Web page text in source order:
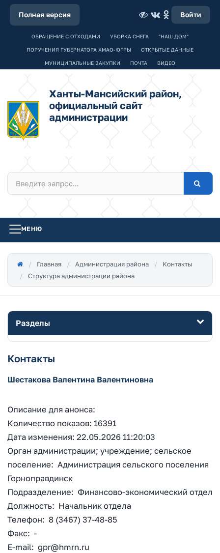
Полная версия Войти
ОБРАЩЕНИЕ С ОТХОДАМИ УБОРКА СНЕГА "НАШ ДОМ"
ПОРУЧЕНИЯ ГУБЕРНАТОРА ХМАО-ЮГРЫ ОТКРЫТЫЕ ДАННЫЕ
МУНИЦИПАЛЬНЫЕ ЗАКУПКИ ПОЧТА ВИДЕО
Ханты-Мансийский район,
официальный сайт
администрации
МЕНЮ
Главная Администрация района
Контакты
Структура администрации района
Разделы
Контакты
Шестакова Валентина Валентиновна
Описание для анонса:
Количество показов: 16391
Дата изменения: 22.05.2026 11:20:03
Орган администрации; учреждение; сельское
поселение: Администрация сельского поселения
Горноправдинск
Подразделение: Финансово-экономический отдел
Должность: Начальник отдела
Телефон: 8 (3467) 37-48-85
Факс: -
E-mail: gpr@hmrn.ru